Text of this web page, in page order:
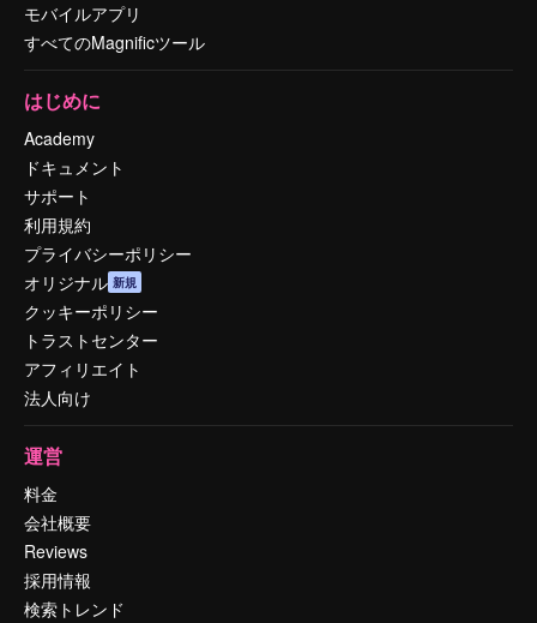
モバイルアプリ
すべてのMagnificツール
はじめに
Academy
ドキュメント
サポート
利用規約
プライバシーポリシー
オリジナル 新規
クッキーポリシー
トラストセンター
アフィリエイト
法人向け
運営
料金
会社概要
Reviews
採用情報
検索トレンド